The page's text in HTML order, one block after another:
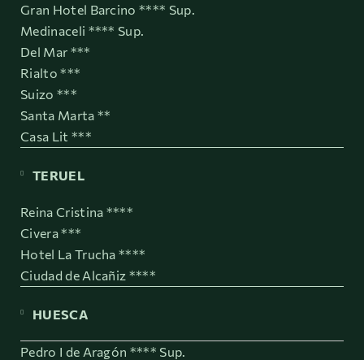
Gran Hotel Barcino **** Sup.
Medinaceli **** Sup.
Del Mar ***
Rialto ***
Suizo ***
Santa Marta **
Casa Lit ***
TERUEL
Reina Cristina ****
Civera ***
Hotel La Trucha ****
Ciudad de Alcañiz ****
HUESCA
Pedro I de Aragón **** Sup.